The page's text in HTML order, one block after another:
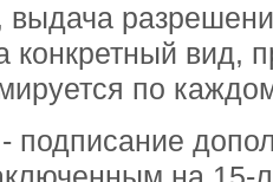
выдача
конкретный вид,
по
подписание